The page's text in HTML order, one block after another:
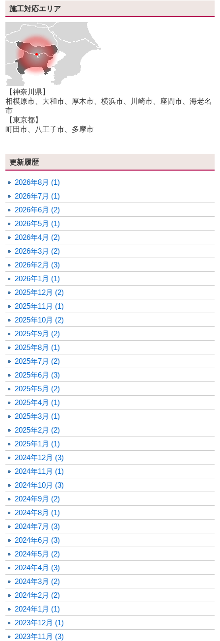
施工対応エリア
【神奈川県】
相模原市、大和市、厚木市、横浜市、川崎市、座間市、海老名
市
【東京都】
町田市、八王子市、多摩市
更新履歴
2026年8月 (1)
2026年7月 (1)
2026年6月 (2)
2026年5月 (1)
2026年4月 (2)
2026年3月 (2)
2026年2月 (3)
2026年1月 (1)
2025年12月 (2)
2025年11月 (1)
2025年10月 (2)
2025年9月 (2)
2025年8月 (1)
2025年7月 (2)
2025年6月 (3)
2025年5月 (2)
2025年4月 (1)
2025年3月 (1)
2025年2月 (2)
2025年1月 (1)
2024年12月 (3)
2024年11月 (1)
2024年10月 (3)
2024年9月 (2)
2024年8月 (1)
2024年7月 (3)
2024年6月 (3)
2024年5月 (2)
2024年4月 (3)
2024年3月 (2)
2024年2月 (2)
2024年1月 (1)
2023年12月 (1)
2023年11月 (3)